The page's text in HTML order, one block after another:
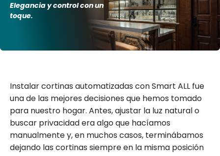
Elegancia y control con un
toque.
Instalar cortinas automatizadas con Smart ALL fue
una de las mejores decisiones que hemos tomado
para nuestro hogar. Antes, ajustar la luz natural o
buscar privacidad era algo que hacíamos
manualmente y, en muchos casos, terminábamos
dejando las cortinas siempre en la misma posición